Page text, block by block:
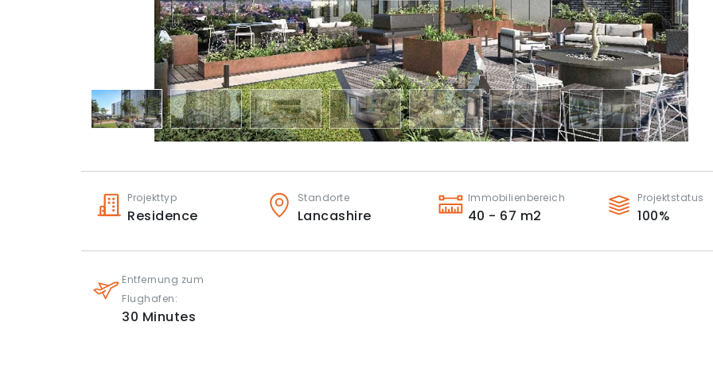
Projekttyp
Residence
Standorte
Lancashire
Immobilienbereich
40 - 67 m2
Projektstatus
100%
Entfernung zum
Flughafen:
30 Minutes